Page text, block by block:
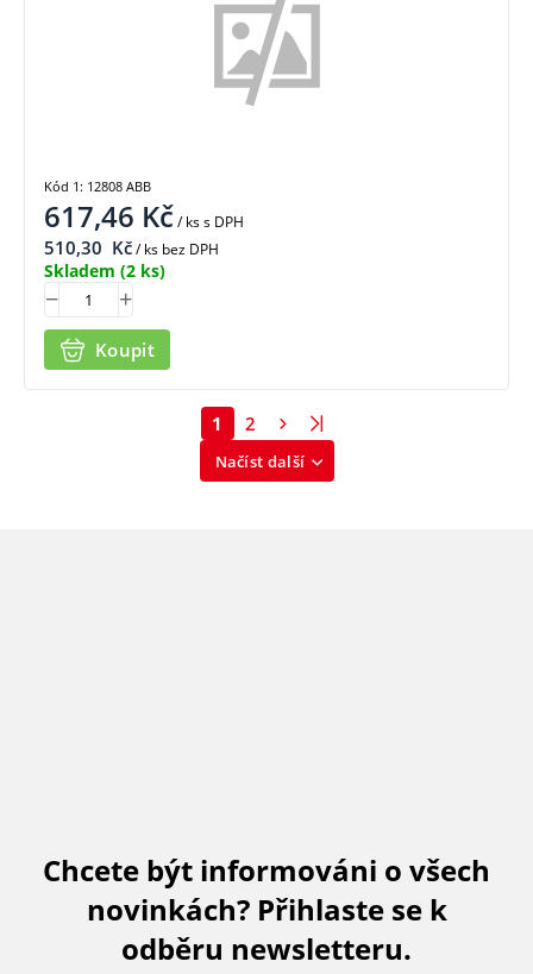
617,46 Kč/ kss DPH
510,30 Kč/ ks bez DPH
Skladem (2 ks)
Koupit
Kód 1: 12808 ABB
Načíst další
1 2
Chcete být informováni o všech
novinkách? Přihlaste se k
odběru newsletteru.